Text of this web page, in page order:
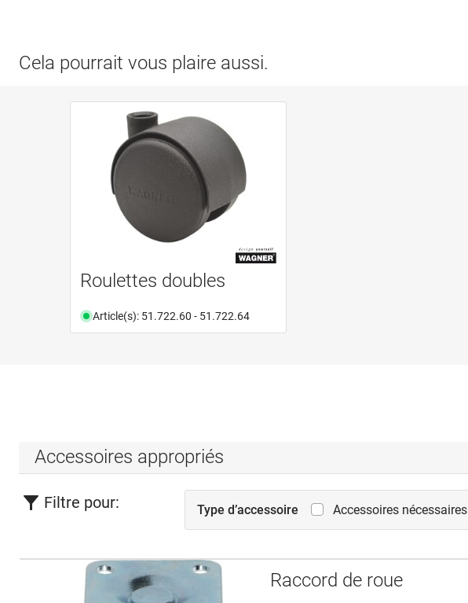
Cela pourrait vous plaire aussi.
Roulettes doubles
Article(s): 51.722.60 - 51.722.64
Accessoires appropriés
Filtre pour: Type d’accessoire Accessoires nécessaires
Raccord de roue